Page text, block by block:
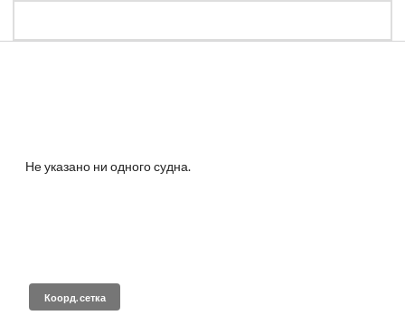
Не указано ни одного судна.
Коорд. сетка